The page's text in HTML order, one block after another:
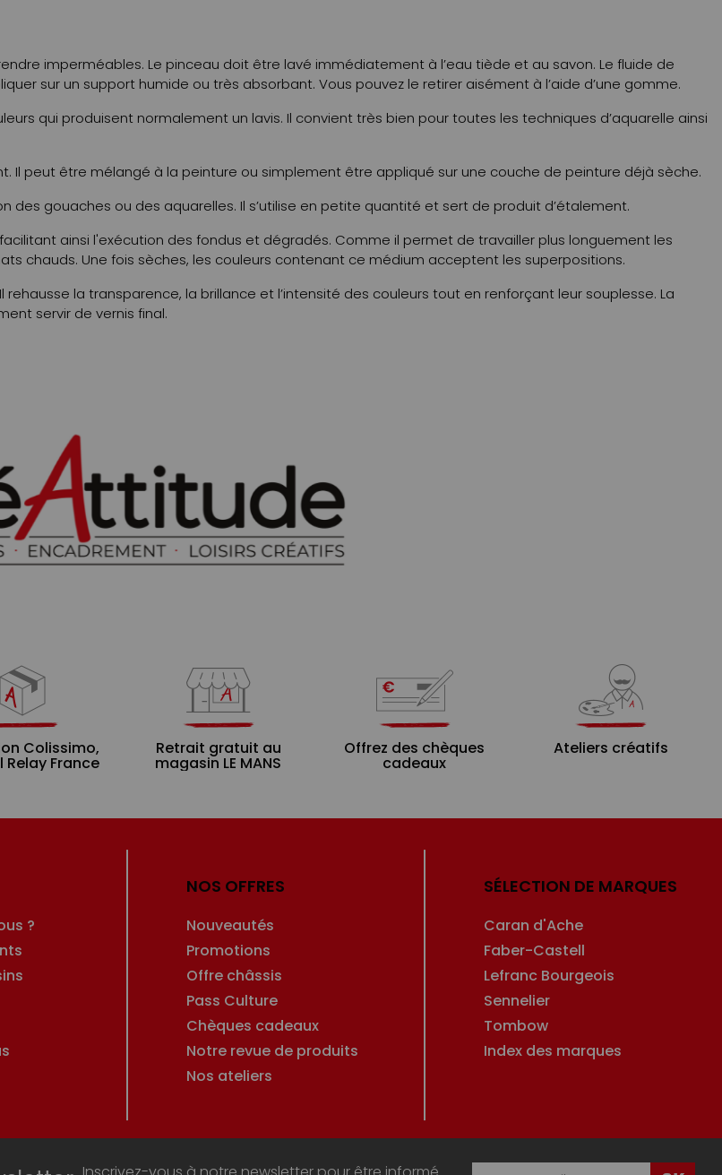
imperméables. Le pinceau doit être lavé immédiatement à l’eau tiède et au savon. Le fluide de
sur un support humide ou très absorbant. Vous pouvez le retirer aisément à l’aide d’une gomme.
qui produisent normalement un lavis. Il convient très bien pour toutes les techniques d’aquarelle ainsi
Il peut être mélangé à la peinture ou simplement être appliqué sur une couche de peinture déjà sèche.
des gouaches ou des aquarelles. Il s’utilise en petite quantité et sert de produit d’étalement.
ainsi l'exécution des fondus et dégradés. Comme il permet de travailler plus longuement les
chauds. Une fois sèches, les couleurs contenant ce médium acceptent les superpositions.
rehausse la transparence, la brillance et l’intensité des couleurs tout en renforçant leur souplesse. La
servir de vernis final.
Colissimo,
Relay France
Retrait gratuit au
magasin LE MANS
Offrez des chèques
cadeaux
Ateliers créatifs
?
NOS OFFRES
Nouveautés
Promotions
Offre châssis
Pass Culture
Chèques cadeaux
Notre revue de produits
Nos ateliers
SÉLECTION DE MARQUES
Caran d'Ache
Faber-Castell
Lefranc Bourgeois
Sennelier
Tombow
Index des marques